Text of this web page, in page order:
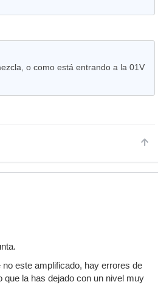
o como está entrando a la 01V
este amplificado, hay errores de
la has dejado con un nivel muy